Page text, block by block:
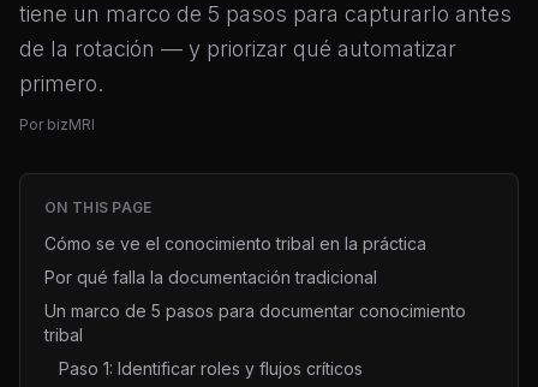
tiene un marco de 5 pasos para capturarlo antes
de la rotación — y priorizar qué automatizar
primero.
Por bizMRI
ON THIS PAGE
Cómo se ve el conocimiento tribal en la práctica
Por qué falla la documentación tradicional
Un marco de 5 pasos para documentar conocimiento
tribal
Paso 1: Identificar roles y flujos críticos